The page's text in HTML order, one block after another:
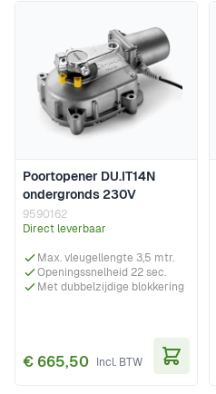
Poortopener DU.IT14N
ondergronds 230V
9590162
Direct leverbaar
Max. vleugellengte 3,5 mtr.
Openingssnelheid 22 sec.
Met dubbelzijdige blokkering
€ 665,50